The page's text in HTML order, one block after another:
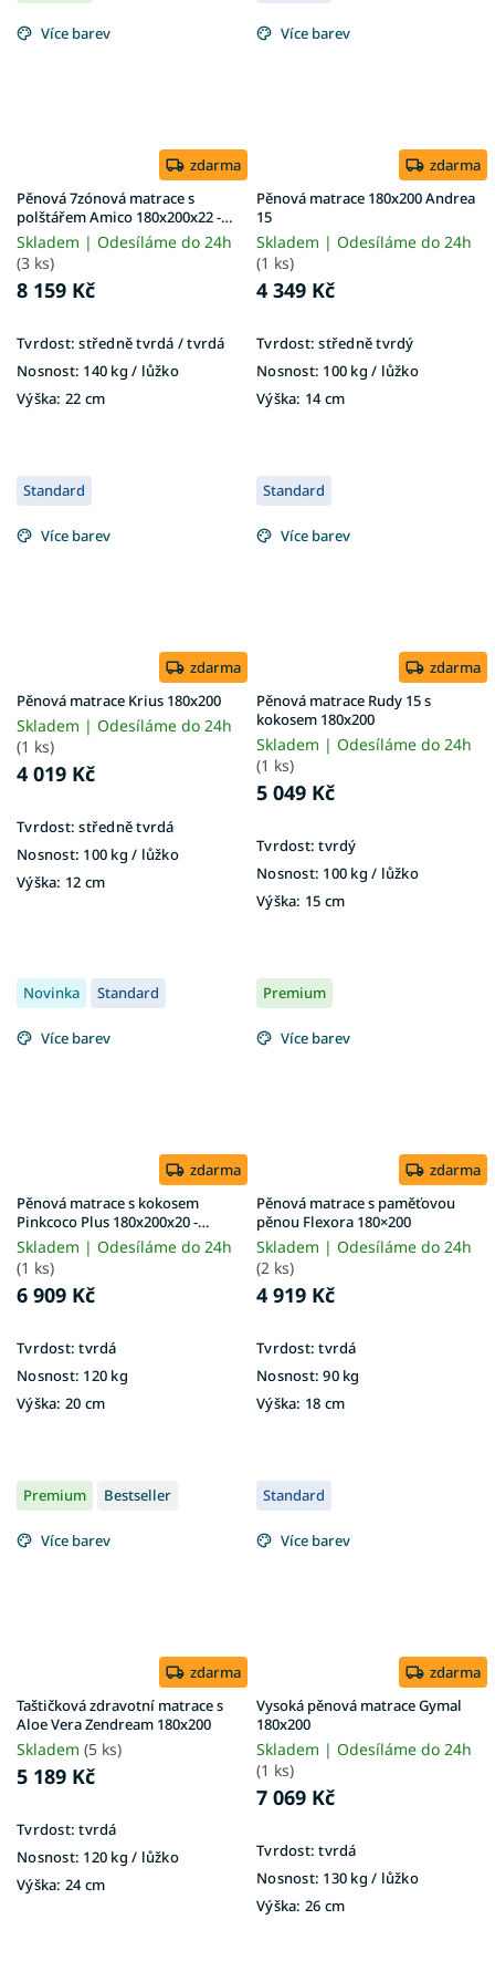
Více barev
zdarma
Pěnová 7zónová matrace s
polštářem Amico 180x200x22 -
potah Silver
Skladem | Odesíláme do 24h
(3 ks)
8 159 Kč
Tvrdost: středně tvrdá / tvrdá
Nosnost: 140 kg​​​​​ / lůžko
Výška: 22 cm
Více barev
zdarma
Pěnová matrace 180x200 Andrea
15
Skladem | Odesíláme do 24h
(1 ks)
4 349 Kč
Tvrdost: středně tvrdý
Nosnost: 100 kg ​​​​​/ lůžko
Výška: 14 cm
Standard
Více barev
zdarma
Pěnová matrace Krius 180x200
Skladem | Odesíláme do 24h
(1 ks)
4 019 Kč
Tvrdost: středně tvrdá
Nosnost: 100 kg​​​​​ / lůžko
Výška: 12 cm
Standard
Více barev
zdarma
Pěnová matrace Rudy 15 s
kokosem 180x200
Skladem | Odesíláme do 24h
(1 ks)
5 049 Kč
Tvrdost: tvrdý
Nosnost: 100 kg ​​​​​/ lůžko
Výška: 15 cm
Novinka Standard
Více barev
zdarma
Pěnová matrace s kokosem
Pinkcoco Plus 180x200x20 -
potah Aloe Vera
Skladem | Odesíláme do 24h
(1 ks)
6 909 Kč
Tvrdost: tvrdá
Nosnost: 120 kg
Výška: 20 cm
Premium
Více barev
zdarma
Pěnová matrace s paměťovou
pěnou Flexora 180×200
Skladem | Odesíláme do 24h
(2 ks)
4 919 Kč
Tvrdost: tvrdá
Nosnost: 90 kg
Výška: 18 cm
Premium Bestseller
Více barev
zdarma
Taštičková zdravotní matrace s
Aloe Vera Zendream 180x200
Skladem (5 ks)
5 189 Kč
Tvrdost: tvrdá
Nosnost: 120 kg / lůžko
Výška: 24 cm
Standard
Více barev
zdarma
Vysoká pěnová matrace Gymal
180x200
Skladem | Odesíláme do 24h
(1 ks)
7 069 Kč
Tvrdost: tvrdá
Nosnost: 130 kg ​​​​​/ lůžko
Výška: 26 cm